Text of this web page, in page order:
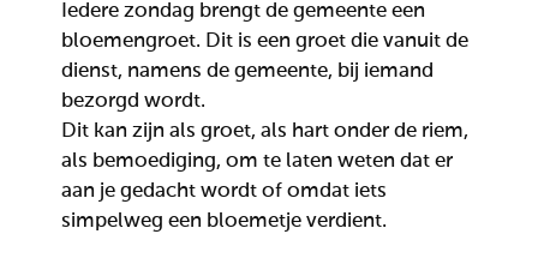
Iedere zondag brengt de gemeente een
bloemengroet. Dit is een groet die vanuit de
dienst, namens de gemeente, bij iemand
bezorgd wordt.
Dit kan zijn als groet, als hart onder de riem,
als bemoediging, om te laten weten dat er
aan je gedacht wordt of omdat iets
simpelweg een bloemetje verdient.